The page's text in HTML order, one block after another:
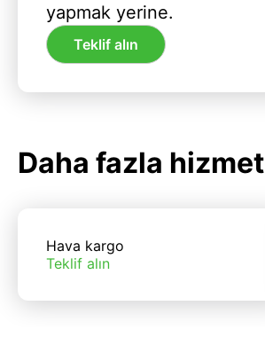
yapmak yerine.
Teklif alın
Daha fazla hizmet
Hava kargo
Teklif alın